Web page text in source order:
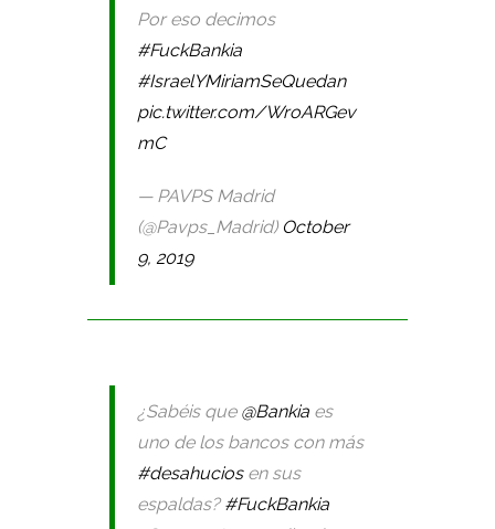
Por eso decimos
#FuckBankia
#IsraelYMiriamSeQuedan
pic.twitter.com/WroARGev
mC
— PAVPS Madrid
(@Pavps_Madrid) October
9, 2019
¿Sabéis que @Bankia es
uno de los bancos con más
#desahuciosen sus
espaldas?#FuckBankia